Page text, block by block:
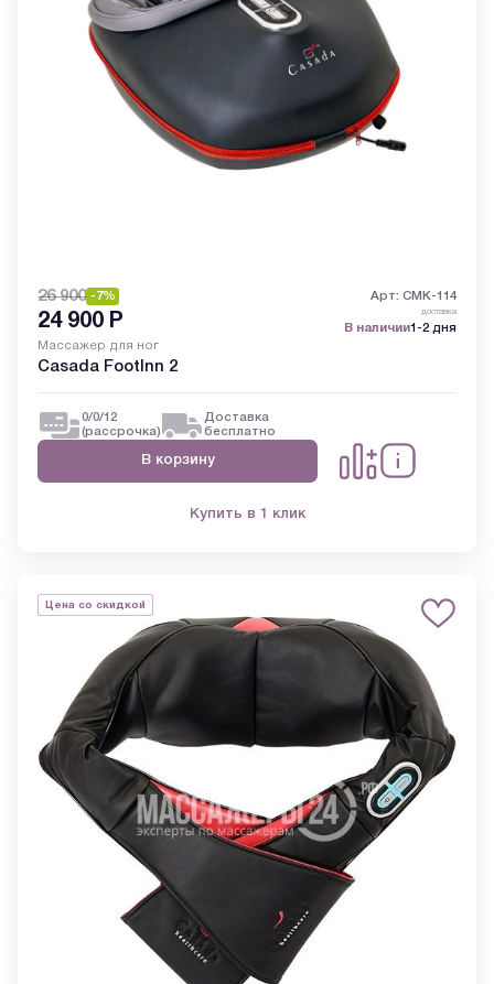
26 900 -7% Арт: CMK-114
24 900 Р доставка
В наличии1-2 дня
Массажер для ног
Casada FootInn 2
0/0/12
(рассрочка)
Доставка
бесплатно
В корзину
Купить в 1 клик
Цена со скидкой